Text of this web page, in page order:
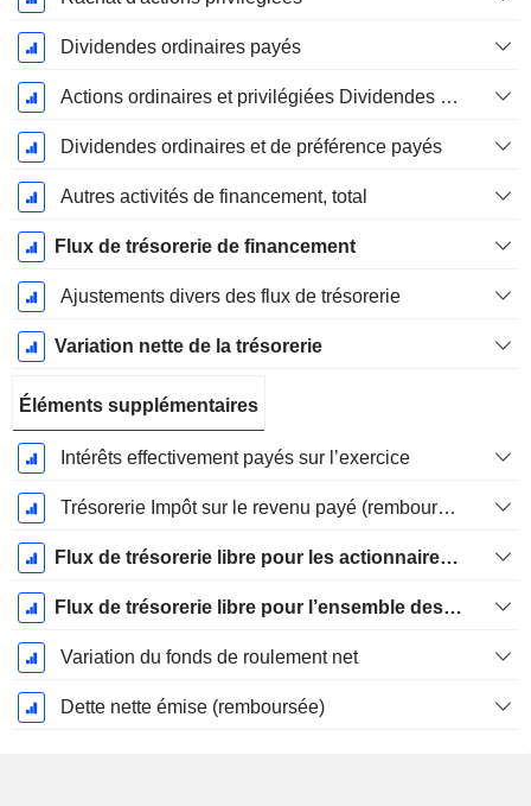
Dividendes ordinaires payés
Actions ordinaires et privilégiées Dividendes versésDividendes ordinaires et de préférence payés
Dividendes ordinaires et de préférence payés
Autres activités de financement, total
Flux de trésorerie de financement
Ajustements divers des flux de trésorerie
Variation nette de la trésorerie
Éléments supplémentaires
Intérêts effectivement payés sur l’exercice
Trésorerie Impôt sur le revenu payé (remboursement)Impôt effectivement payé (remboursé) sur l’exercice
Flux de trésorerie libre pour les actionnaires FCFE
Flux de trésorerie libre pour l’ensemble des pourvoyeurs de fonds (créanciers et actionnaires) FCFF
Variation du fonds de roulement net
Dette nette émise (remboursée)